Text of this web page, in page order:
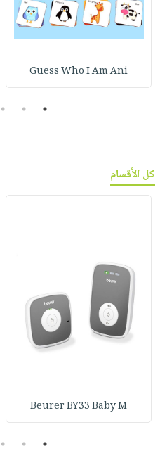
Guess Who I Am Ani
1
2
3
كل الأقسام
Beurer BY33 Baby M
1
2
3